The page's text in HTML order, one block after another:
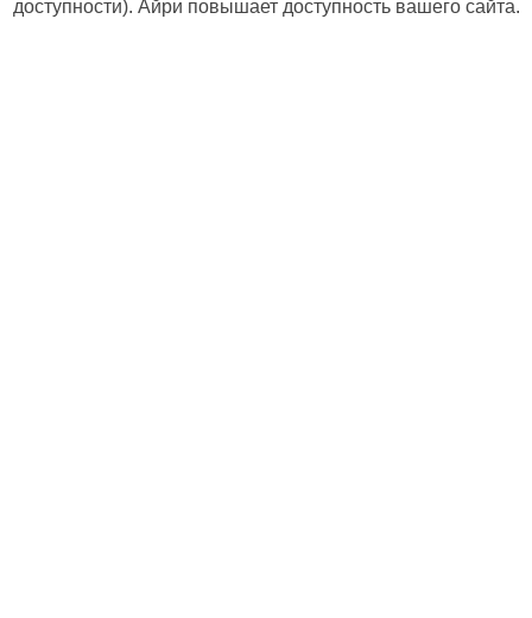
доступности). Айри повышает доступность вашего сайта.